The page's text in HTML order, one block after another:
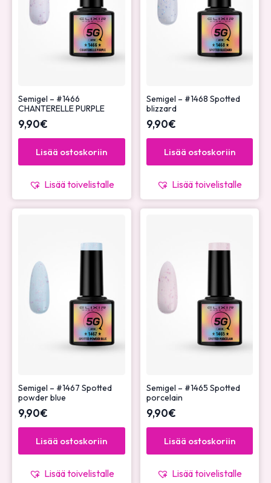
Semigel – #1466
CHANTERELLE PURPLE
9,90€
Lisää ostoskoriin
Lisää toivelistalle
Semigel – #1468 Spotted
blizzard
9,90€
Lisää ostoskoriin
Lisää toivelistalle
Semigel – #1467 Spotted
powder blue
9,90€
Lisää ostoskoriin
Lisää toivelistalle
Semigel – #1465 Spotted
porcelain
9,90€
Lisää ostoskoriin
Lisää toivelistalle